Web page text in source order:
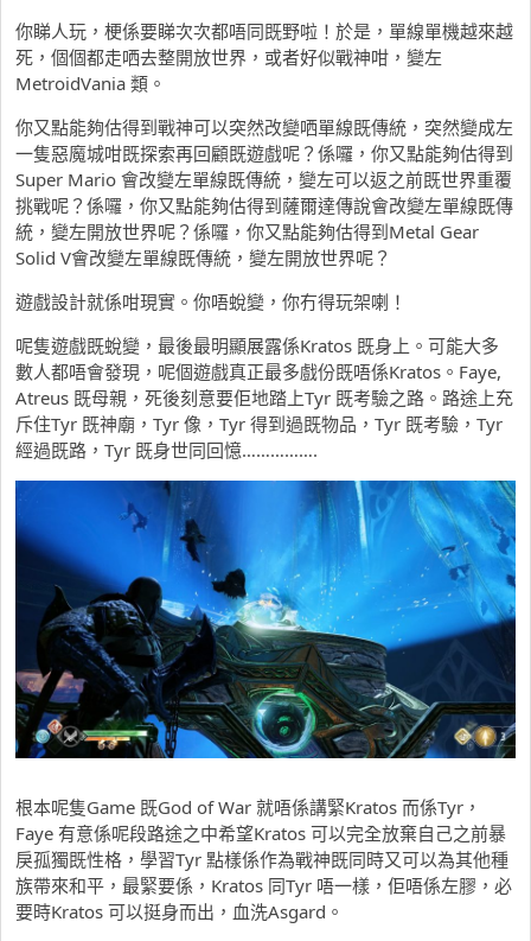
你睇人玩，梗係要睇次次都唔同既野啦！於是，單線單機越來越
死，個個都走哂去整開放世界，或者好似戰神咁，變左
MetroidVania 類。
你又點能夠估得到戰神可以突然改變哂單線既傳統，突然變成左
一隻惡魔城咁既探索再回顧既遊戲呢？係囉，你又點能夠估得到
Super Mario 會改變左單線既傳統，變左可以返之前既世界重覆
挑戰呢？係囉，你又點能夠估得到薩爾達傳說會改變左單線既傳
統，變左開放世界呢？係囉，你又點能夠估得到Metal Gear
Solid V會改變左單線既傳統，變左開放世界呢？
遊戲設計就係咁現實。你唔蛻變，你冇得玩架喇！
呢隻遊戲既蛻變，最後最明顯展露係Kratos 既身上。可能大多
數人都唔會發現，呢個遊戲真正最多戲份既唔係Kratos。Faye,
Atreus 既母親，死後刻意要佢地踏上Tyr 既考驗之路。路途上充
斥住Tyr 既神廟，Tyr 像，Tyr 得到過既物品，Tyr 既考驗，Tyr
經過既路，Tyr 既身世同回憶…………….
根本呢隻Game 既God of War 就唔係講緊Kratos 而係Tyr，
Faye 有意係呢段路途之中希望Kratos 可以完全放棄自己之前暴
戾孤獨既性格，學習Tyr 點樣係作為戰神既同時又可以為其他種
族帶來和平，最緊要係，Kratos 同Tyr 唔一樣，佢唔係左膠，必
要時Kratos 可以挺身而出，血洗Asgard。